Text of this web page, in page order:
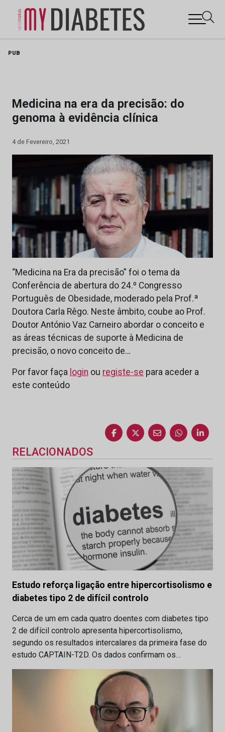
PUB
Medicina na era da precisão: do
genoma à evidência clínica
4 de Fevereiro, 2021
“Medicina na Era da precisão” foi o tema da
Conferência de abertura do 24.º Congresso
Português de Obesidade, moderado pela Prof.ª
Doutora Carla Rêgo. Neste âmbito, coube ao Prof.
Doutor António Vaz Carneiro abordar o conceito e
as áreas técnicas de suporte à Medicina de
precisão, o novo conceito de…
Por favor faça login ou registe-se para aceder a
este conteúdo
RELACIONADOS
Estudo reforça ligação entre hipercortisolismo e
diabetes tipo 2 de difícil controlo
Cerca de um em cada quatro doentes com diabetes tipo
2 de difícil controlo apresenta hipercortisolismo,
segundo os resultados intercalares da primeira fase do
estudo CAPTAIN-T2D. Os dados confirmam os…